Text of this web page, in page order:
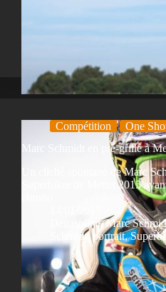
Compétition
One
Marc Schmidt en pré-grille à
Un cliché spontané de Marc
Superbiker de Mettet 2015
Degasoline,Marc
Schmidt,portrait,